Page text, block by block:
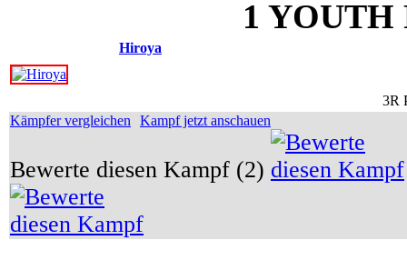
1 YOUTH
Hiroya
3R
Kämpfer vergleichen
Kampf jetzt anschauen
Bewerte diesen Kampf (2)